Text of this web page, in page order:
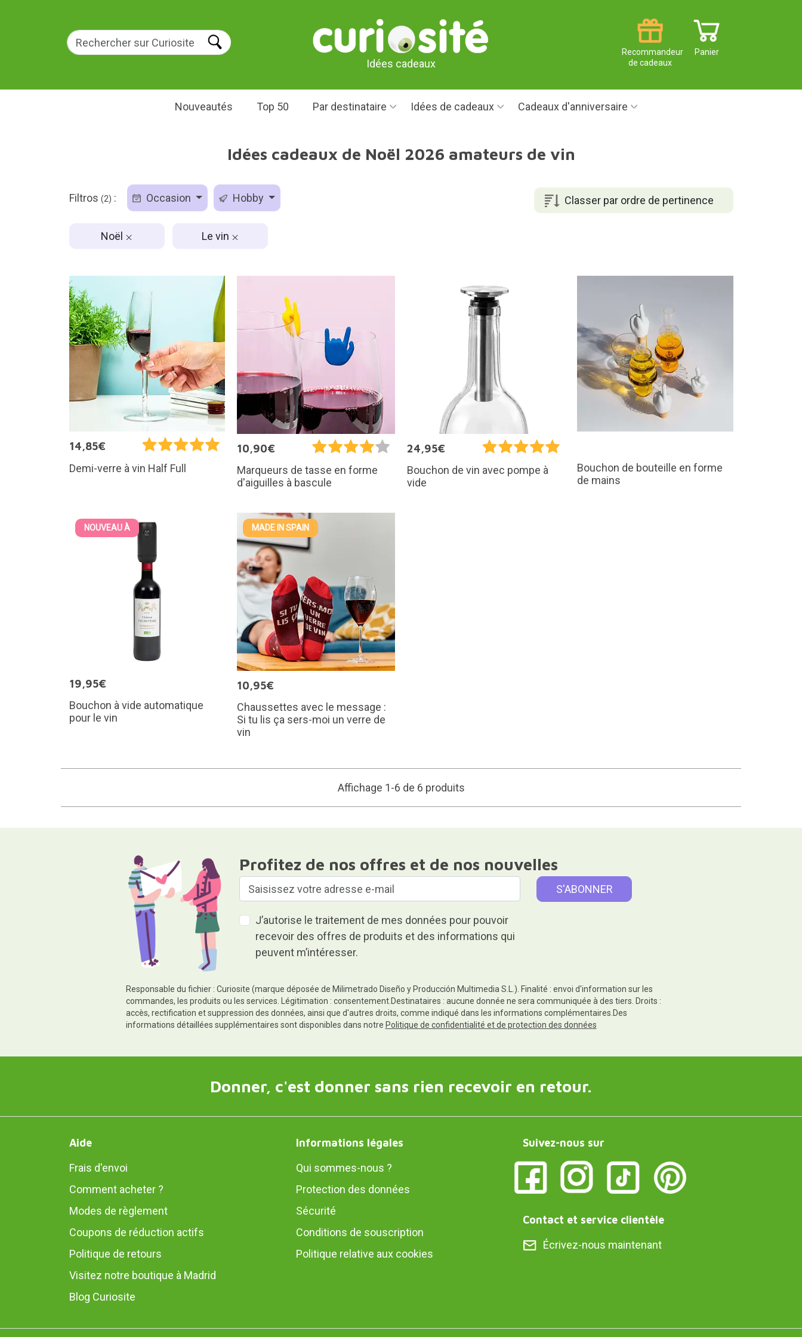
Idées cadeaux
Panier
Recommandeur
de cadeaux
Nouveautés Top 50 Par destinataire Idées de cadeaux Cadeaux d'anniversaire
Idées cadeaux de Noël 2026 amateurs de vin
Classer par ordre de pertinence
Filtros (2) : Occasion Hobby
Noël Le vin
14,85€
Demi-verre à vin Half Full
10,90€
Marqueurs de tasse en forme
d'aiguilles à bascule
24,95€
Bouchon de vin avec pompe à
vide
Bouchon de bouteille en forme
de mains
NOUVEAU À
19,95€
Bouchon à vide automatique
pour le vin
MADE IN SPAIN
10,95€
Chaussettes avec le message :
Si tu lis ça sers-moi un verre de
vin
Affichage 1-6 de 6 produits
Profitez de nos offres et de nos nouvelles
J’autorise le traitement de mes données pour pouvoir
recevoir des offres de produits et des informations qui
peuvent m’intéresser.
Responsable du fichier : Curiosite (marque déposée de Milimetrado Diseño y Producción Multimedia S.L.). Finalité : envoi d'information sur les
commandes, les produits ou les services. Légitimation : consentement.Destinataires : aucune donnée ne sera communiquée à des tiers. Droits :
accès, rectification et suppression des données, ainsi que d'autres droits, comme indiqué dans les informations complémentaires.Des
informations détaillées supplémentaires sont disponibles dans notre Politique de confidentialité et de protection des données
Donner, c'est donner sans rien recevoir en retour.
Aide
Frais d'envoi
Comment acheter ?
Modes de règlement
Coupons de réduction actifs
Politique de retours
Visitez notre boutique à Madrid
Blog Curiosite
Informations légales
Qui sommes-nous ?
Protection des données
Sécurité
Conditions de souscription
Politique relative aux cookies
Suivez-nous sur
Contact et service clientèle
Écrivez-nous maintenant